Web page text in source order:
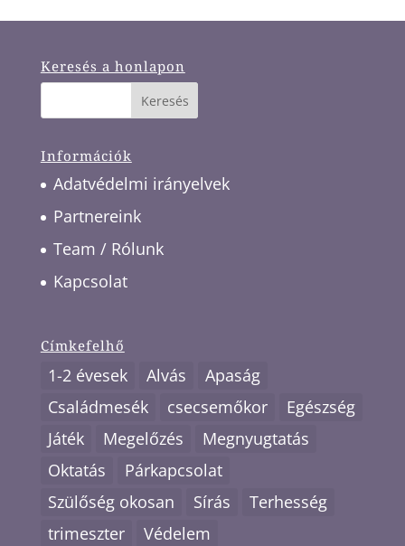
Keresés a honlapon
Információk
Adatvédelmi irányelvek
Partnereink
Team / Rólunk
Kapcsolat
Címkefelhő
1-2 évesek Alvás
Apaság
Családmesék
csecsemőkor
Egészség
Játék
Megelőzés
Megnyugtatás
Oktatás
Párkapcsolat
Szülőség okosan
Sírás
Terhesség
trimeszter
Védelem